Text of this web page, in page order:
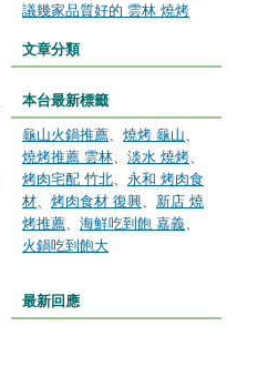
議幾家品質好的 雲林 燒烤
文章分類
本台最新標籤
龜山火鍋推薦、 燒烤 龜山、
燒烤推薦 雲林、 淡水 燒烤、
烤肉宅配 竹北、 永和 烤肉食
材、 烤肉食材 復興、 新店 燒
烤推薦、 海鮮吃到飽 嘉義、
火鍋吃到飽大
最新回應